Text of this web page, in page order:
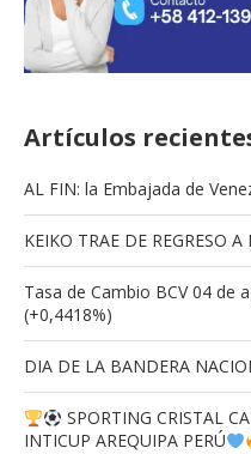
Artículos
AL FIN: la Embajada de
KEIKO TRAE DE REGRESO
Tasa de Cambio BCV 04 de
(+0,4418%)
DIA DE LA BANDERA
SPORTING CRISTAL
INTICUP AREQUIPA PERÚ